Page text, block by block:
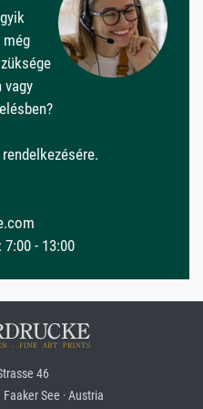
még
vagy
7:00 - 13:00
46
See · Austria